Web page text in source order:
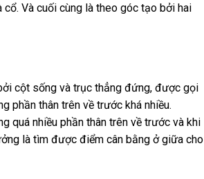
Và cuối cùng là theo góc tạo bởi hai
cột sống và trục thẳng đứng, được gọi
phần thân trên về trước khá nhiều.
quá nhiều phần thân trên về trước và khi
là tìm được điểm cân bằng ở giữa cho